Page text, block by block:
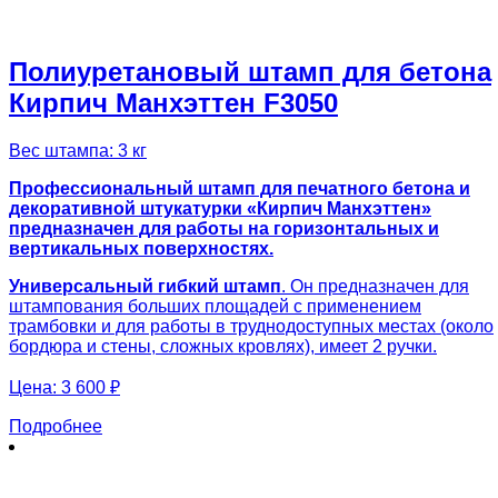
Полиуретановый штамп для бетона
Кирпич Манхэттен F3050
Вес штампа: 3 кг
Профессиональный штамп для печатного бетона и
декоративной штукатурки «Кирпич Манхэттен»
предназначен для работы на горизонтальных и
вертикальных поверхностях.
Универсальный гибкий штамп. Он предназначен для
штампования больших площадей с применением
трамбовки и для работы в труднодоступных местах (около
бордюра и стены, сложных кровлях), имеет 2 ручки.
Цена: 3 600 ₽
Подробнее